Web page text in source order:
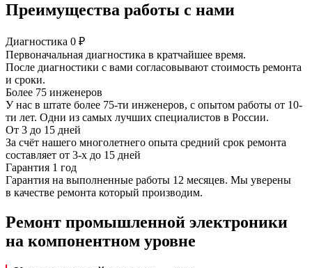
Преимущества работы с нами
Диагностика 0 ₽
Первоначальная диагностика в кратчайшее время.
После диагностики с вами согласовывают стоимость ремонта
и сроки.
Более 75 инженеров
У нас в штате более 75-ти инженеров, с опытом работы от 10-
ти лет. Одни из самых лучших специалистов в России.
От 3 до 15 дней
За счёт нашего многолетнего опыта средний срок ремонта
составляет от 3-х до 15 дней
Гарантия 1 год
Гарантия на выполненные работы 12 месяцев. Мы уверены
в качестве ремонта который производим.
Ремонт промышленной электроники
на компонентном уровне